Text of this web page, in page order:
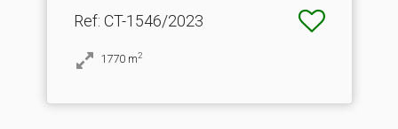
Ref: CT-1546/2023
1770 m2